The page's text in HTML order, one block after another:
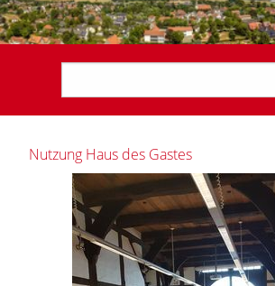
Nutzung Haus des Gastes